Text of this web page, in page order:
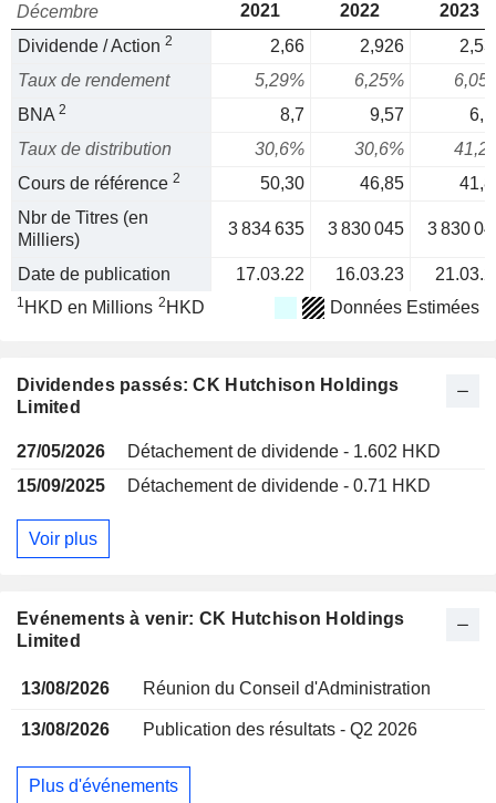
Décembre
2021 2022
2023
Dividende / Action 2 2,66 2,926
Taux de rendement
5,29% 6,25%
BNA 2 8,7 9,57
Taux de distribution
30,6% 30,6%
Cours de référence 2 50,30 46,85
Nbr de Titres (en
Milliers)
3 834 635 3 830 045 3 830
Date de publication 17.03.22 16.03.23
1 HKD en Millions 2 HKD Données Estimées
Dividendes passés: CK Hutchison Holdings
Limited
27/05/2026
Détachement de dividende - 1.602 HKD
15/09/2025
Détachement de dividende - 0.71 HKD
Voir plus
Evénements à venir: CK Hutchison Holdings
Limited
13/08/2026 Réunion du Conseil d'Administration
13/08/2026 Publication des résultats - Q2 2026
Plus d'événements